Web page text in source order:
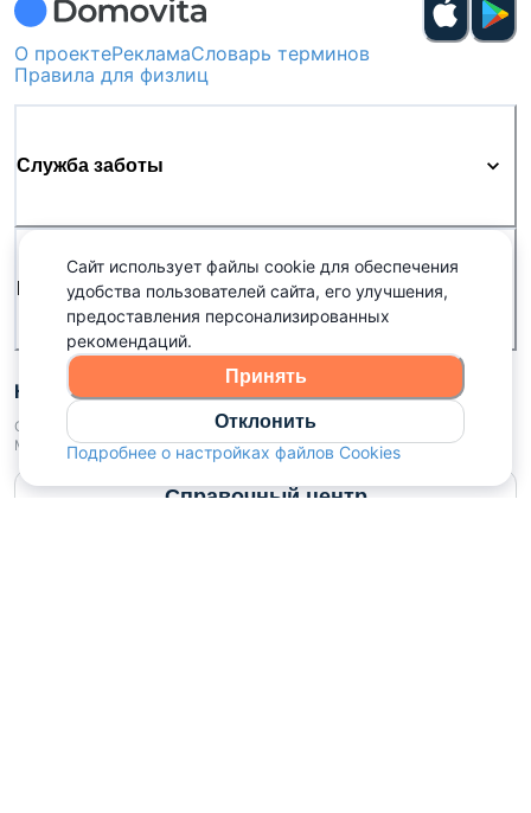
О проектеРекламаСловарь терминов
Правила для физлиц
Служба заботы
Рекламное сотрудничество
Контакты
ООО «Аниксмедиа» УНП 191299645, Юридический адрес: 220053, г.
Минск, Старовиленский тракт 87, офис 303
Справочный центр
Сайт использует файлы cookie для обеспечения
удобства пользователей сайта, его улучшения,
предоставления персонализированных
рекомендаций.
Принять
Отклонить
Подробнее о настройках файлов Cookies